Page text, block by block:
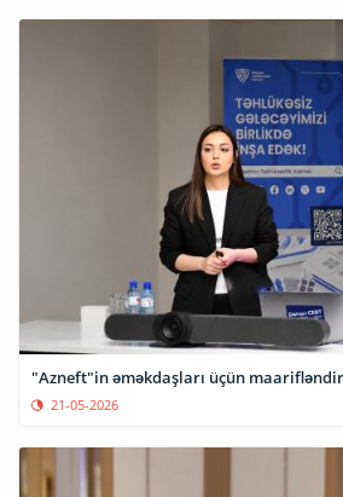
"Azneft"in əməkdaşları üçün
21-05-2026